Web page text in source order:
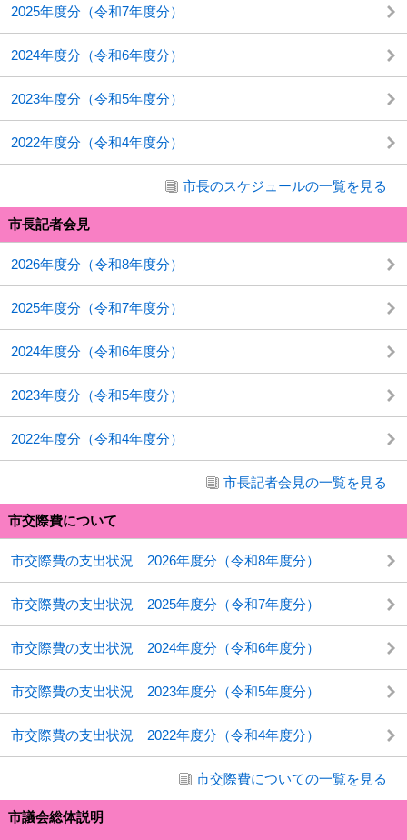
2025年度分（令和7年度分）
2024年度分（令和6年度分）
2023年度分（令和5年度分）
2022年度分（令和4年度分）
市長のスケジュールの一覧を見る
市長記者会見
2026年度分（令和8年度分）
2025年度分（令和7年度分）
2024年度分（令和6年度分）
2023年度分（令和5年度分）
2022年度分（令和4年度分）
市長記者会見の一覧を見る
市交際費について
市交際費の支出状況 2026年度分（令和8年度分）
市交際費の支出状況 2025年度分（令和7年度分）
市交際費の支出状況 2024年度分（令和6年度分）
市交際費の支出状況 2023年度分（令和5年度分）
市交際費の支出状況 2022年度分（令和4年度分）
市交際費についての一覧を見る
市議会総体説明